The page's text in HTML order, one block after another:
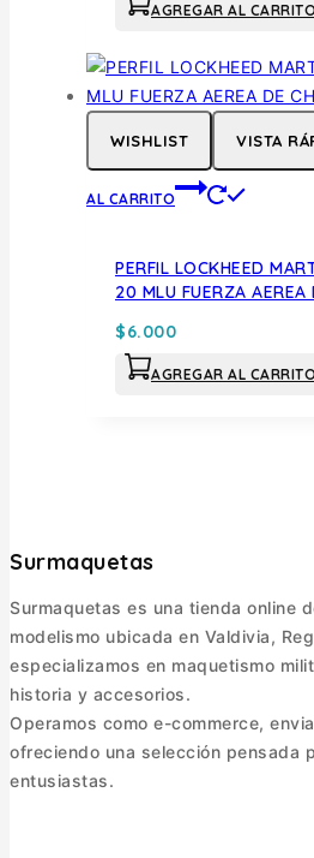
AGREGAR AL
WISHLIST VISTA
AL CARRITO
PERFIL LOCKHEED
20 MLU FUERZA AEREA
$6.000
AGREGAR AL
Surmaquetas
Surmaquetas es una tienda online
modelismo ubicada en Valdivia,
especializamos en maquetismo
historia y accesorios.
Operamos como e-commerce,
ofreciendo una selección pensada
entusiastas.